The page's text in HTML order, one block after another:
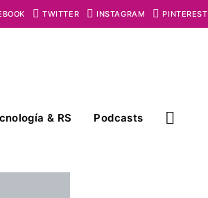
TWITTER INSTAGRAM PINTEREST
& RS Podcasts